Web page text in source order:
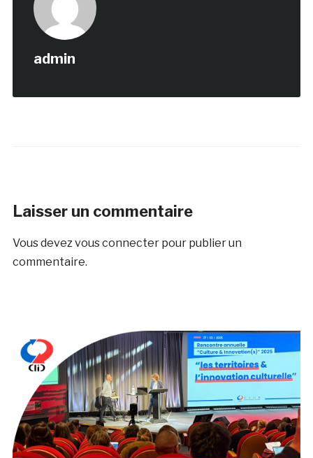
admin
Laisser un commentaire
Vous devezvous connecterpour publier un
commentaire.